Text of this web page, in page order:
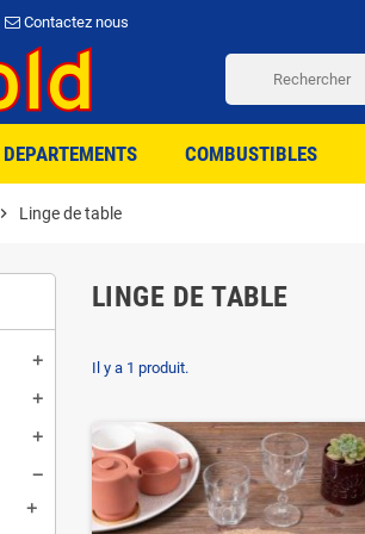
Contactez nous
DEPARTEMENTS COMBUSTIBLES
chevron_right Linge de table
LINGE DE TABLE
Il y a 1 produit.